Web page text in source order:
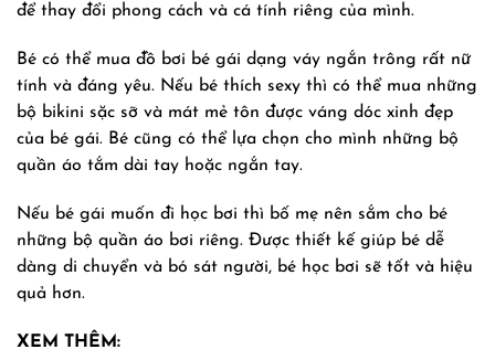
để thay đổi phong cách và cá tính riêng của mình.
Bé có thể mua đồ bơi bé gái dạng váy ngắn trông rất nữ
tính và đáng yêu. Nếu bé thích sexy thì có thể mua những
bộ bikini sặc sỡ và mát mẻ tôn được váng dóc xinh đẹp
của bé gái. Bé cũng có thể lựa chọn cho mình những bộ
quần áo tắm dài tay hoặc ngắn tay.
Nếu bé gái muốn đi học bơi thì bố mẹ nên sắm cho bé
những bộ quần áo bơi riêng. Được thiết kế giúp bé dễ
dàng di chuyển và bó sát người, bé học bơi sẽ tốt và hiệu
quả hơn.
XEM THÊM: